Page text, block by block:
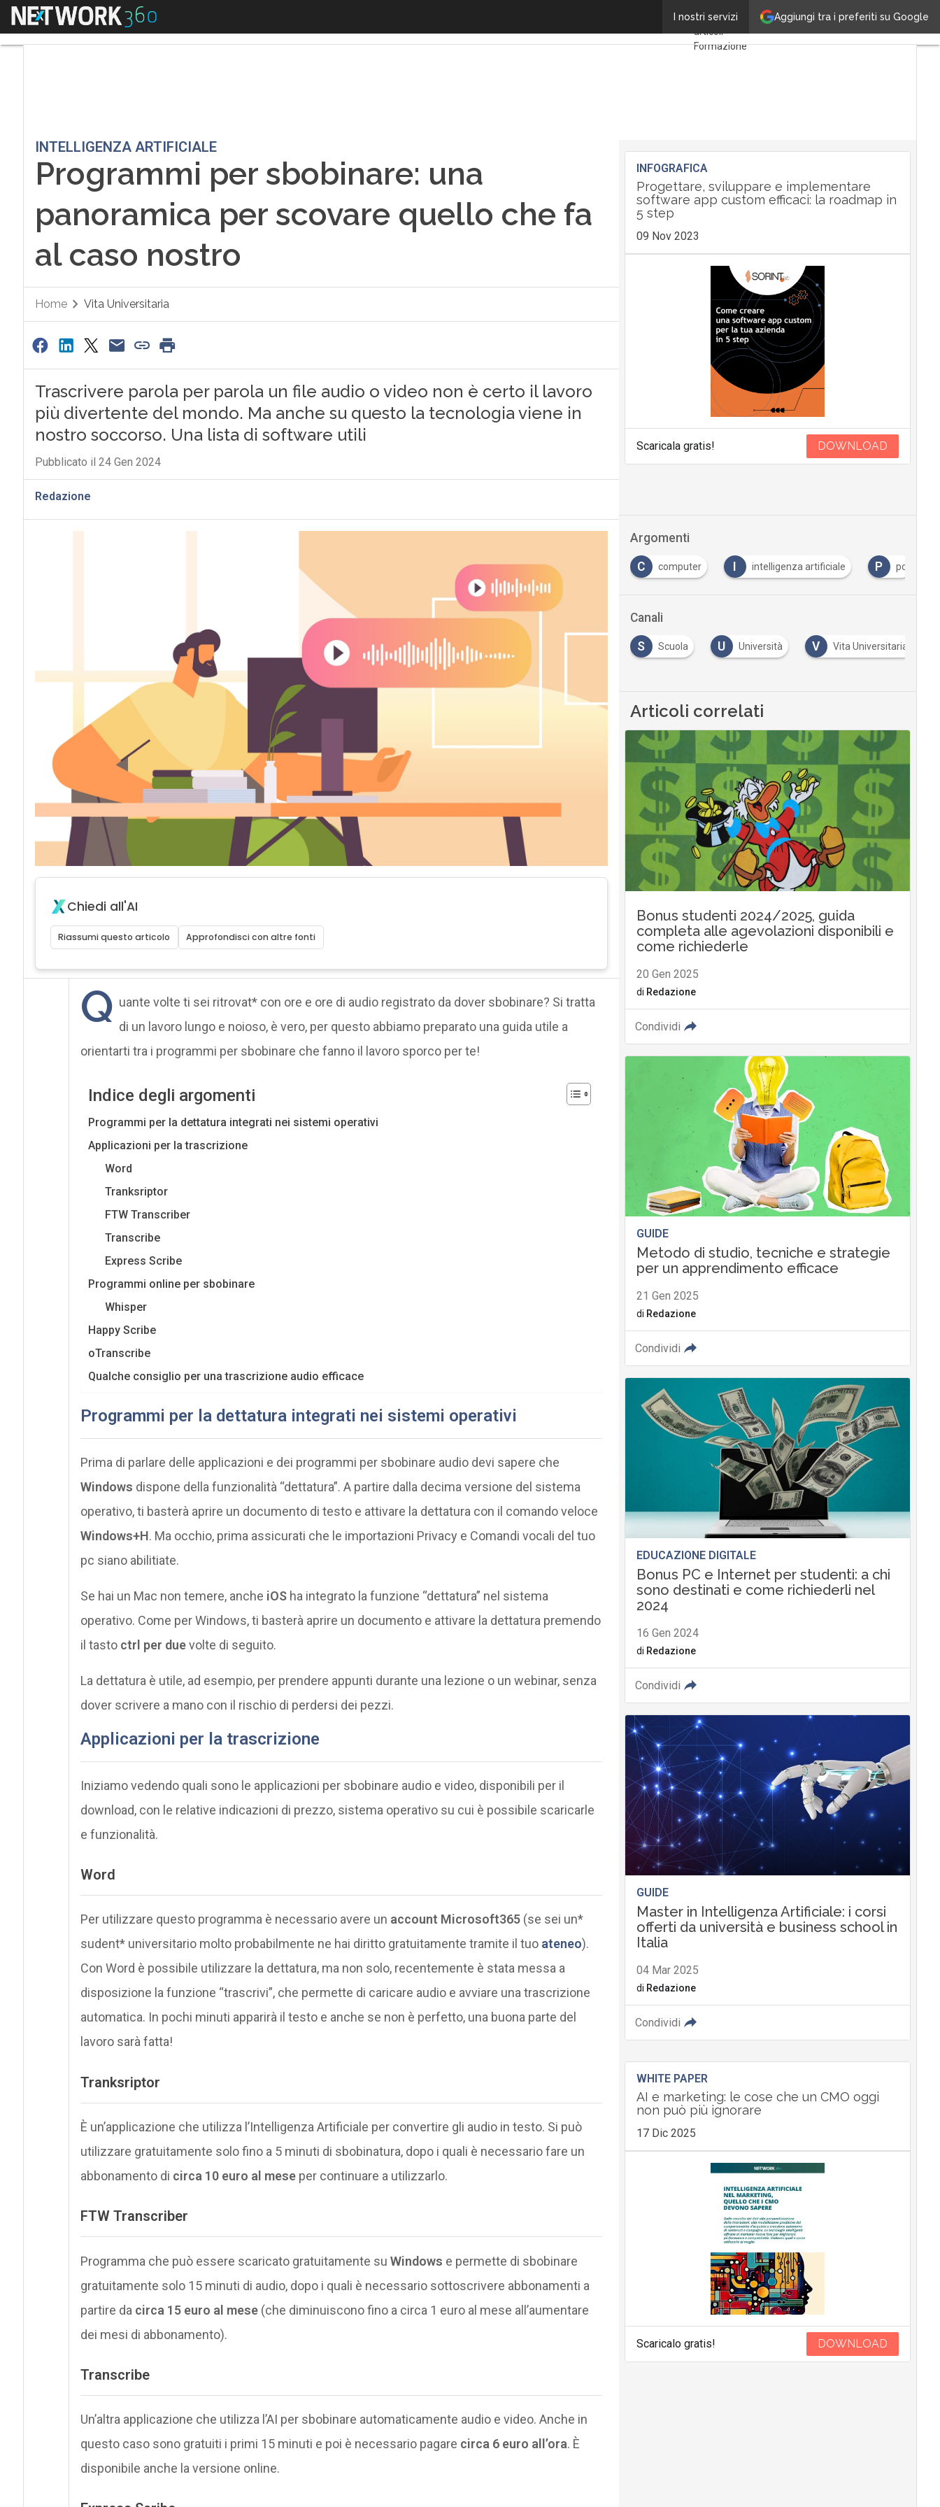
Aggiungi tra i preferiti su Google
I nostri servizi
Menu Programmi per sbobinare: una panoramica per scovare quello che fa al caso nostroUltimi
articoli
Formazione
INTELLIGENZA ARTIFICIALE
Programmi per sbobinare: una
panoramica per scovare quello che fa
al caso nostro
Home Vita Universitaria
Trascrivere parola per parola un file audio o video non è certo il lavoro
più divertente del mondo. Ma anche su questo la tecnologia viene in
nostro soccorso. Una lista di software utili
Pubblicato il 24 Gen 2024
Redazione
Chiedi all'AI
Riassumi questo articolo Approfondisci con altre fonti
Q uante volte ti sei ritrovat* con ore e ore di audio registrato da dover sbobinare? Si tratta
di un lavoro lungo e noioso, è vero, per questo abbiamo preparato una guida utile a
orientarti tra i programmi per sbobinare che fanno il lavoro sporco per te!
Indice degli argomenti
Programmi per la dettatura integrati nei sistemi operativi
Applicazioni per la trascrizione
Word
Tranksriptor
FTW Transcriber
Transcribe
Express Scribe
Programmi online per sbobinare
Whisper
Happy Scribe
oTranscribe
Qualche consiglio per una trascrizione audio efficace
Programmi per la dettatura integrati nei sistemi operativi
Prima di parlare delle applicazioni e dei programmi per sbobinare audio devi sapere che
Windows dispone della funzionalità “dettatura”. A partire dalla decima versione del sistema
operativo, ti basterà aprire un documento di testo e attivare la dettatura con il comando veloce
Windows+H. Ma occhio, prima assicurati che le importazioni Privacy e Comandi vocali del tuo
pc siano abilitiate.
Se hai un Mac non temere, anche iOSha integrato la funzione “dettatura” nel sistema
operativo. Come per Windows, ti basterà aprire un documento e attivare la dettatura premendo
il tasto ctrl per duevolte di seguito.
La dettatura è utile, ad esempio, per prendere appunti durante una lezione o un webinar, senza
dover scrivere a mano con il rischio di perdersi dei pezzi.
Applicazioni per la trascrizione
Iniziamo vedendo quali sono le applicazioni per sbobinare audio e video, disponibili per il
download, con le relative indicazioni di prezzo, sistema operativo su cui è possibile scaricarle
e funzionalità.
Word
Per utilizzare questo programma è necessario avere un account Microsoft365(se sei un*
sudent* universitario molto probabilmente ne hai diritto gratuitamente tramite il tuo ateneo).
Con Word è possibile utilizzare la dettatura, ma non solo, recentemente è stata messa a
disposizione la funzione “trascrivi”, che permette di caricare audio e avviare una trascrizione
automatica. In pochi minuti apparirà il testo e anche se non è perfetto, una buona parte del
lavoro sarà fatta!
Tranksriptor
È un’applicazione che utilizza l’Intelligenza Artificiale per convertire gli audio in testo. Si può
utilizzare gratuitamente solo fino a 5 minuti di sbobinatura, dopo i quali è necessario fare un
abbonamento di circa 10 euro al meseper continuare a utilizzarlo.
FTW Transcriber
Programma che può essere scaricato gratuitamente su Windows e permette di sbobinare
gratuitamente solo 15 minuti di audio, dopo i quali è necessario sottoscrivere abbonamenti a
partire da circa 15 euro al mese(che diminuiscono fino a circa 1 euro al mese all’aumentare
dei mesi di abbonamento).
Transcribe
Un’altra applicazione che utilizza l’AI per sbobinare automaticamente audio e video. Anche in
questo caso sono gratuiti i primi 15 minuti e poi è necessario pagare circa 6 euro all’ora. È
disponibile anche la versione online.
INFOGRAFICA
Progettare, sviluppare e implementare
software app custom efficaci: la roadmap in
5 step
09 Nov 2023
Scaricala gratis! DOWNLOAD
Argomenti
C computer intelligenza artificiale P pc
Canali
S Scuola U Università V Vita Universitaria
Articoli correlati
Bonus studenti 2024/2025, guida
completa alle agevolazioni disponibili e
come richiederle
20 Gen 2025
di Redazione
Condividi
GUIDE
Metodo di studio, tecniche e strategie
per un apprendimento efficace
21 Gen 2025
di Redazione
Condividi
EDUCAZIONE DIGITALE
Bonus PC e Internet per studenti: a chi
sono destinati e come richiederli nel
2024
16 Gen 2024
di Redazione
Condividi
GUIDE
Master in Intelligenza Artificiale: i corsi
offerti da università e business school in
Italia
04 Mar 2025
di Redazione
Condividi
WHITE PAPER
AI e marketing: le cose che un CMO oggi
non può più ignorare
17 Dic 2025
Scaricalo gratis! DOWNLOAD